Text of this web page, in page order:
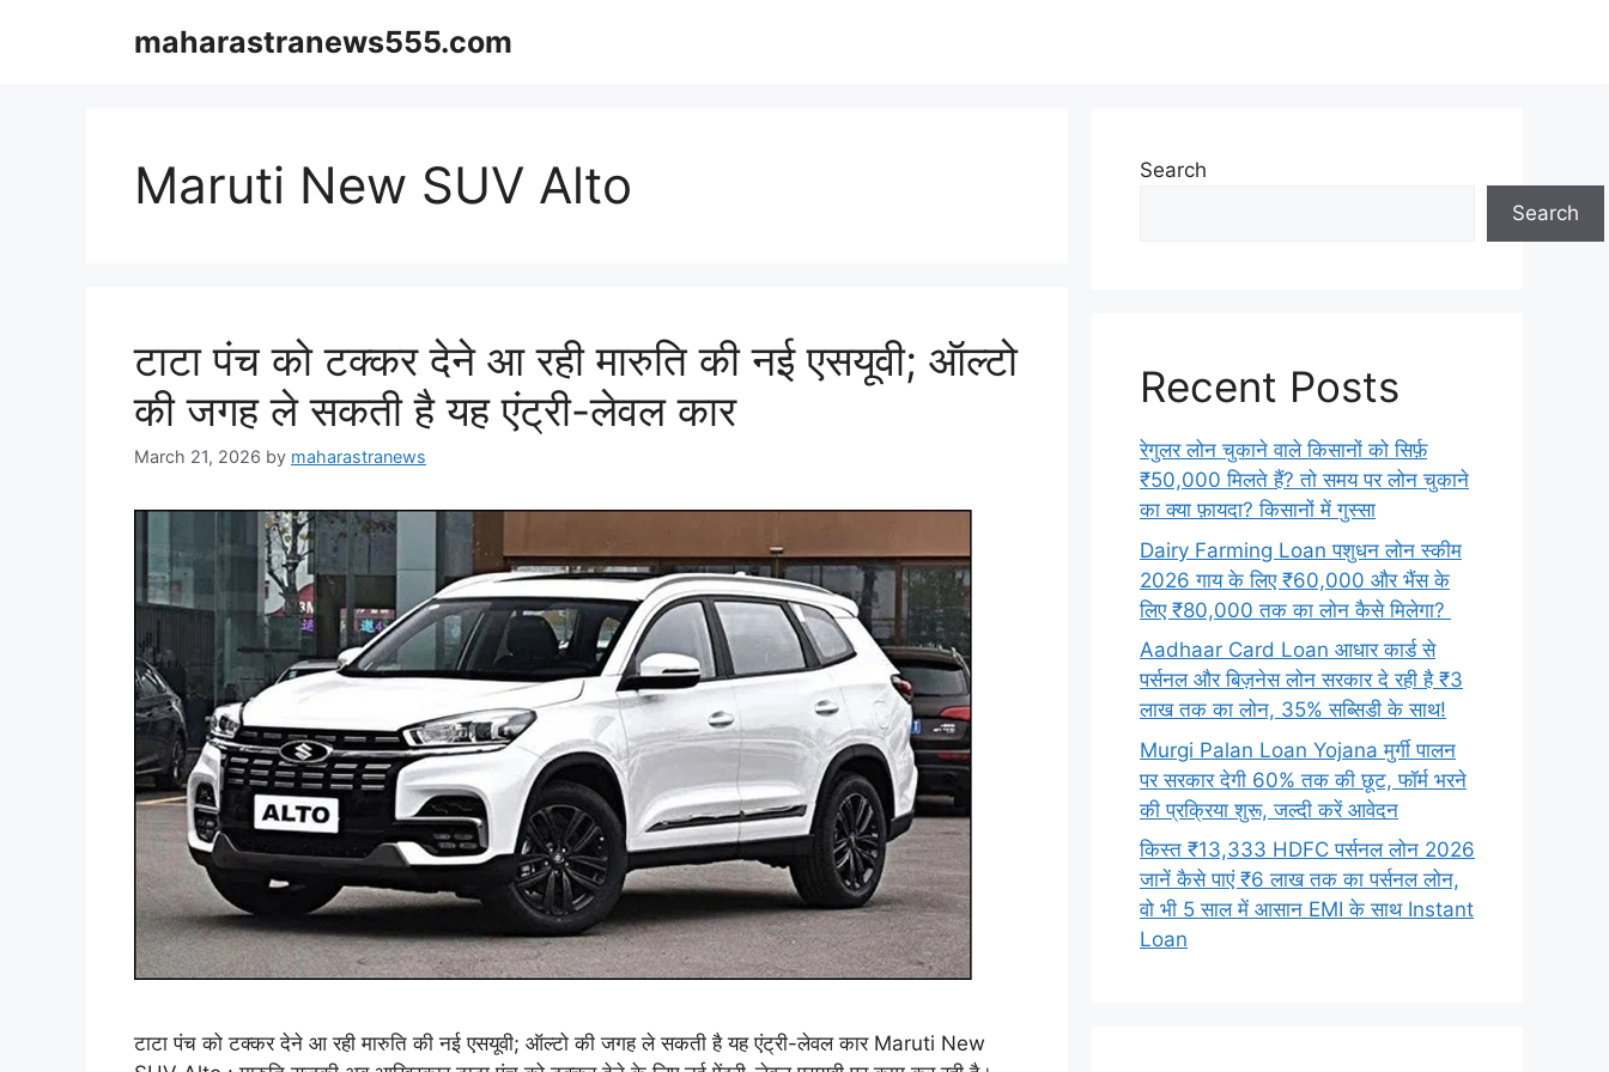
maharastranews555.com
Maruti New SUV Alto
टाटा पंच को टक्कर देने आ रही मारुति की नई एसयूवी; ऑल्टो
की जगह ले सकती है यह एंट्री-लेवल कार
March 21, 2026 by maharastranews
टाटा पंच को टक्कर देने आ रही मारुति की नई एसयूवी; ऑल्टो की जगह ले सकती है यह एंट्री-लेवल कार Maruti New
Search
Search
Recent Posts
रेगुलर लोन चुकाने वाले किसानों को सिर्फ़
₹50,000 मिलते हैं? तो समय पर लोन चुकाने
का क्या फ़ायदा? किसानों में गुस्सा
Dairy Farming Loan पशुधन लोन स्कीम
2026 गाय के लिए ₹60,000 और भैंस के
लिए ₹80,000 तक का लोन कैसे मिलेगा?
Aadhaar Card Loan आधार कार्ड से
पर्सनल और बिज़नेस लोन सरकार दे रही है ₹3
लाख तक का लोन, 35% सब्सिडी के साथ!
Murgi Palan Loan Yojana मुर्गी पालन
पर सरकार देगी 60% तक की छूट, फॉर्म भरने
की प्रक्रिया शुरू, जल्दी करें आवेदन
किस्त ₹13,333 HDFC पर्सनल लोन 2026
जानें कैसे पाएं ₹6 लाख तक का पर्सनल लोन,
वो भी 5 साल में आसान EMI के साथ Instant
Loan